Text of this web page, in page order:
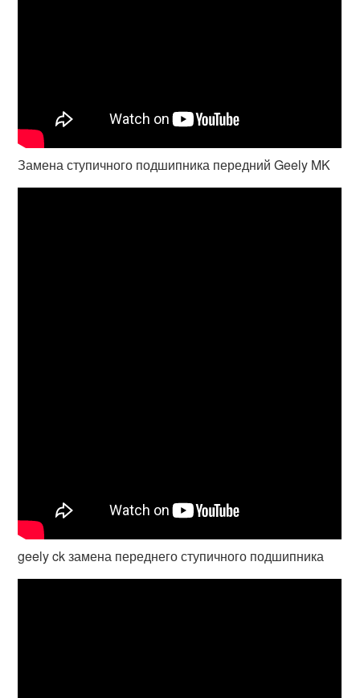
Замена ступичного подшипника передний Geely MK
geely ck замена переднего ступичного подшипника